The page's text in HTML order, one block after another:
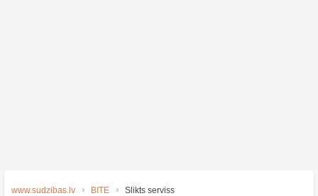
www.sudzibas.lv BITE Slikts serviss